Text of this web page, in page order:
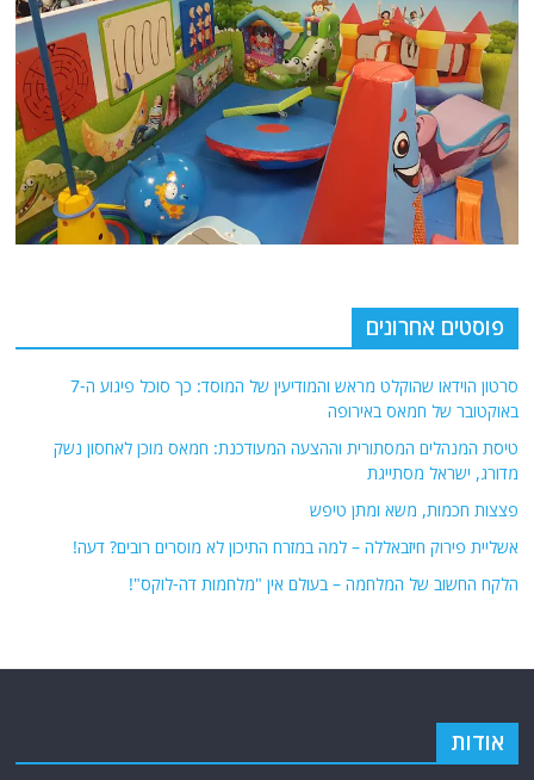
פוסטים אחרונים
סרטון הוידאו שהוקלט מראש והמודיעין של המוסד: כך סוכל פיגוע ה-7
באוקטובר של חמאס באירופה
טיסת המנהלים המסתורית וההצעה המעודכנת: חמאס מוכן לאחסון נשק
מדורג, ישראל מסתייגת
פצצות חכמות, משא ומתן טיפש
אשליית פירוק חיזבאללה – למה במזרח התיכון לא מוסרים רובים? דעה!
הלקח החשוב של המלחמה – בעולם אין "מלחמות דה-לוקס"!
אודות